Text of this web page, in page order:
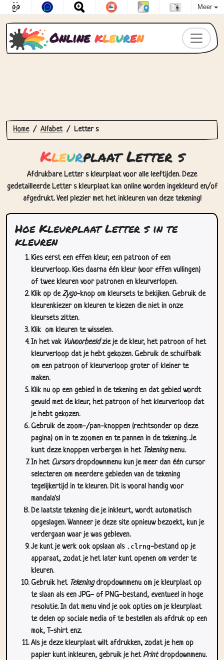
Meer
Online kleuren
Home Alfabet Letter s
Kleurplaat Letter s
Afdrukbare Letter s kleurplaat voor alle leeftijden. Deze
gedetailleerde Letter s kleurplaat kan online worden ingekleurd en/of
afgedrukt. Veel plezier met het inkleuren van deze tekening!
Hoe Kleurplaat Letter s in te
kleuren
Kies eerst een effen kleur, een patroon of een
kleurverloop. Kies daarna één kleur (voor effen vullingen)
of twee kleuren voor patronen en kleurverlopen.
Klik op deZygo-knop om kleursets te bekijken. Gebruik de
kleurenkiezer om kleuren te kiezen die niet in onze
kleursets zitten.
Klik om kleuren te wisselen.
In het vak Vulvoorbeeldzie je de kleur, het patroon of het
kleurverloop dat je hebt gekozen. Gebruik de schuifbalk
om een patroon of kleurverloop groter of kleiner te
maken.
Klik nu op een gebied in de tekening en dat gebied wordt
gevuld met de kleur, het patroon of het kleurverloop dat
je hebt gekozen.
Gebruik de zoom-/pan-knoppen (rechtsonder op deze
pagina) om in te zoomen en te pannen in de tekening. Je
kunt deze knoppen verbergen in het Tekeningmenu.
In het Cursorsdropdownmenu kun je meer dan één cursor
selecteren om meerdere gebieden van de tekening
tegelijkertijd in te kleuren. Dit is vooral handig voor
mandala's!
De laatste tekening die je inkleurt, wordt automatisch
opgeslagen. Wanneer je deze site opnieuw bezoekt, kun je
verdergaan waar je was gebleven.
Je kunt je werk ook opslaan als .clrng-bestand op je
apparaat, zodat je het later kunt openen om verder te
kleuren.
Gebruik het Tekeningdropdownmenu om je kleurplaat op
te slaan als een JPG- of PNG-bestand, eventueel in hoge
resolutie. In dat menu vind je ook opties om je kleurplaat
te delen op sociale media of te bestellen als afdruk op een
mok, T-shirt enz.
Als je deze kleurplaat wilt afdrukken, zodat je hem op
papier kunt inkleuren, gebruik je hetPrintdropdownmenu.